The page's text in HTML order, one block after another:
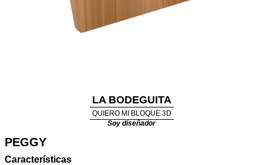
LA BODEGUITA
QUIERO MI BLOQUE 3D
Soy diseñador
PEGGY
Características